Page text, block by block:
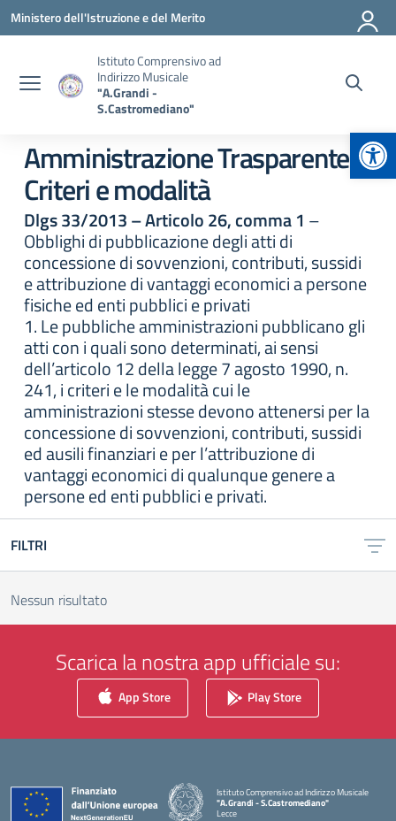
Vai ai contenuti
Vai al menu di navigazione
Vai al footer
Ministero dell'Istruzione e del Merito
Istituto Comprensivo ad
Indirizzo Musicale
"A.Grandi -
S.Castromediano"
Amministrazione Trasparente:
Criteri e modalità
Dlgs 33/2013 – Articolo 26, comma 1 –
Obblighi di pubblicazione degli atti di
concessione di sovvenzioni, contributi, sussidi
e attribuzione di vantaggi economici a persone
fisiche ed enti pubblici e privati
1. Le pubbliche amministrazioni pubblicano gli
atti con i quali sono determinati, ai sensi
dell’articolo 12 della legge 7 agosto 1990, n.
241, i criteri e le modalità cui le
amministrazioni stesse devono attenersi per la
concessione di sovvenzioni, contributi, sussidi
ed ausili finanziari e per l’attribuzione di
vantaggi economici di qualunque genere a
persone ed enti pubblici e privati.
FILTRI
Nessun risultato
Scarica la nostra app ufficiale su:
App Store Play Store
Istituto Comprensivo ad Indirizzo Musicale
"A.Grandi - S.Castromediano"
Lecce